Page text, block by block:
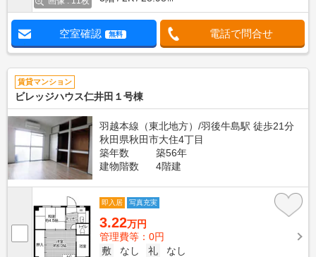
空室確認 無料 電話で問合せ
賃貸マンション
ビレッジハウス仁井田１号棟
羽越本線（東北地方）/羽後牛島駅 徒歩21分
秋田県秋田市大住4丁目
築年数
築56年
建物階数
4階建
即入居 写真充実
3.22万円
管理費等：0円
敷
なし 礼
なし